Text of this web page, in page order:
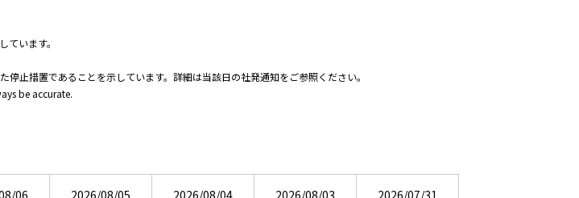
います。
止措置であることを示しています。詳細は当該日の社発通知をご参照ください。
be accurate.
06 2026/08/05 2026/08/04 2026/08/03 2026/07/31